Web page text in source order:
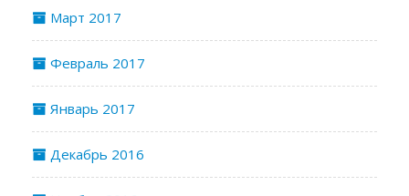
Март 2017
Февраль 2017
Январь 2017
Декабрь 2016